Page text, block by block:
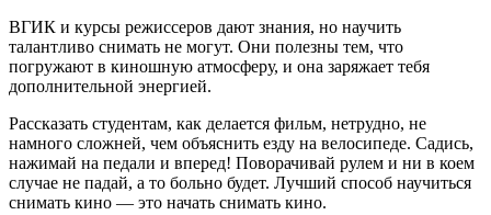
ВГИК и курсы режиссеров дают знания, но научить
талантливо снимать не могут. Они полезны тем, что
погружают в киношную атмосферу, и она заряжает тебя
дополнительной энергией.
Рассказать студентам, как делается фильм, нетрудно, не
намного сложней, чем объяснить езду на велосипеде. Садись,
нажимай на педали и вперед! Поворачивай рулем и ни в коем
случае не падай, а то больно будет. Лучший способ научиться
снимать кино — это начать снимать кино.